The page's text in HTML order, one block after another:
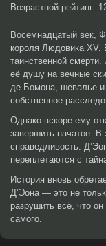
Возрастной рейтинг:
Восемнадцатый век,
короля Людовика XV.
таинственной
её душу на вечные
де Бомона, шевалье и
собственное
Однако вскоре ему
завершить начатое.
справедливость.
переплетаются с
История вновь
Д’Эона — это не
разрушить всё, что
самого.